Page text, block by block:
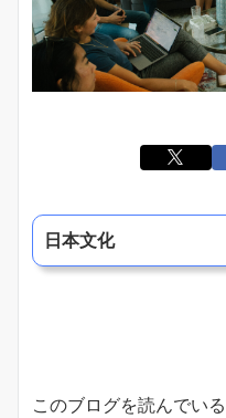
日本文化
このブログを読んでい